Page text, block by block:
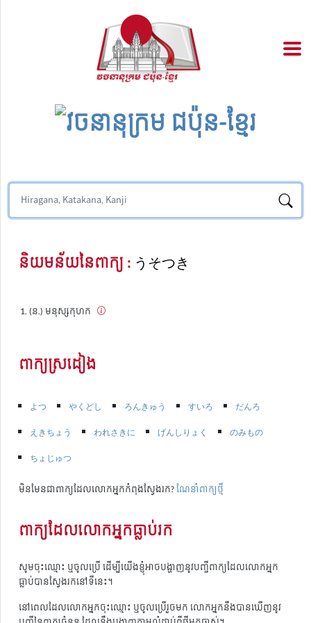
និយមន័យនៃពាក្យ : うそつき
(ន.) មនុស្សកុហក
ពាក្យស្រដៀង
よつ やくどし ろんきゅう すいろ
だんろ
えきちょう
われさきに げんしりょく
のみもの
ちょじゅつ
មិនមែនជាពាក្យដែលលោកអ្នកកំពុងស្វែងរក?ណែនាំពាក្យថ្មី
ពាក្យដែលលោកអ្នកធ្លាប់រក
សូមចុះឈ្មោះ ឬចូលប្រើ ដើម្បីយើងខ្ញុំអាចបង្ហាញនូវបញ្ជីពាក្យដែលលោកអ្នក
ធ្លាប់បានស្វែងរកនៅទីនេះ។
នៅពេលដែលលោកអ្នកចុះឈ្មោះ ឬចូលប្រើរួចមក លោកអ្នកនឹងបានឃើញនូវ